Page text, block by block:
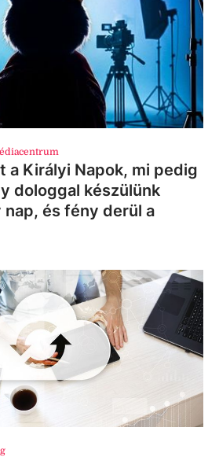
a Királyi Napok, mi pedig
dologgal készülünk
nap, és fény derül a